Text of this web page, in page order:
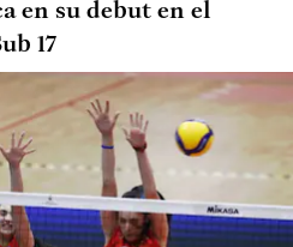
en su debut en el
17